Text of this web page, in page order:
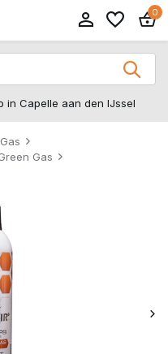
0
in Capelle aan den IJssel
Gas